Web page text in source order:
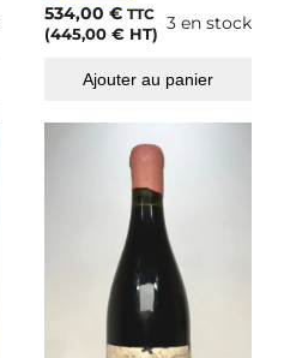
534,00€ TTC
(445,00€ HT) 3 en stock
Ajouter au panier